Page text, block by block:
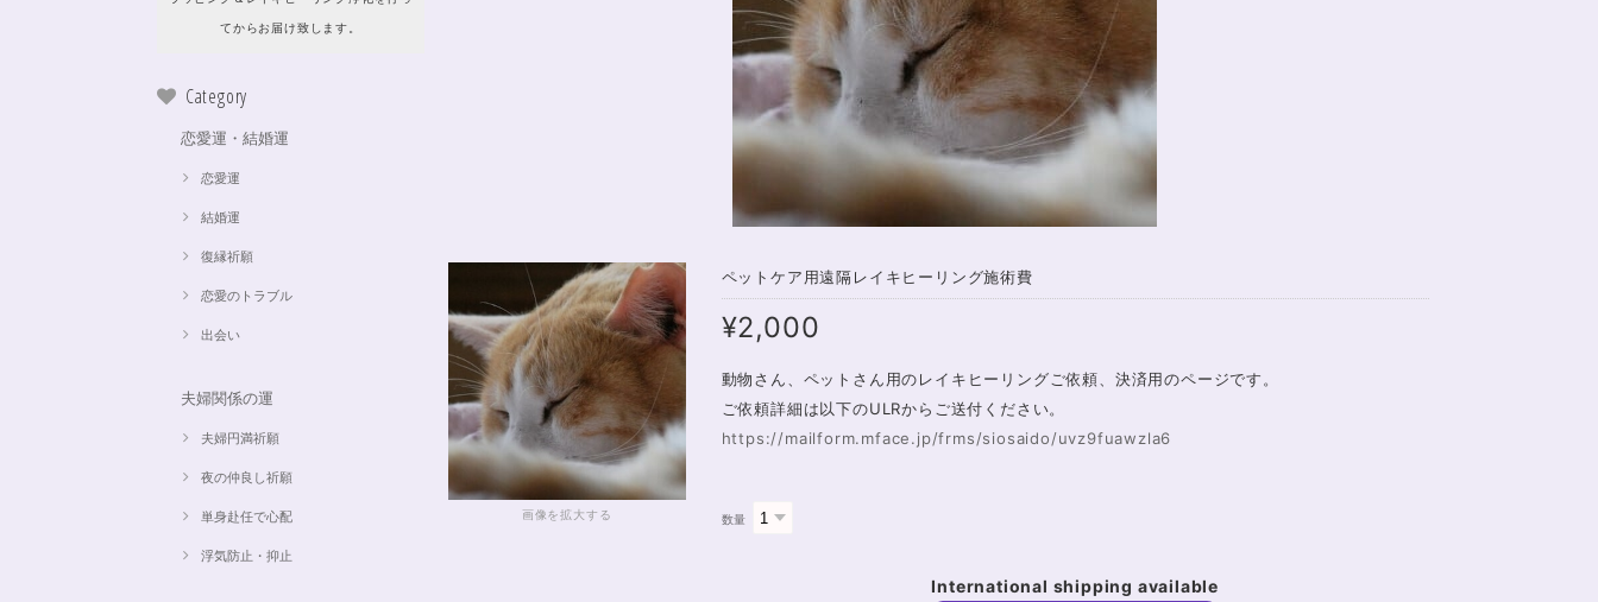
てからお届け致します。
Category
恋愛運・結婚運
恋愛運
結婚運
復縁祈願
恋愛のトラブル
出会い
夫婦関係の運
夫婦円満祈願
夜の仲良し祈願
単身赴任で心配
浮気防止・抑止
画像を拡大する
ペットケア用遠隔レイキヒーリング施術費
¥2,000
動物さん、ペットさん用のレイキヒーリングご依頼、決済用のページです。
ご依頼詳細は以下のULRからご送付ください。
https://mailform.mface.jp/frms/siosaido/uvz9fuawzla6
数量
International shipping available